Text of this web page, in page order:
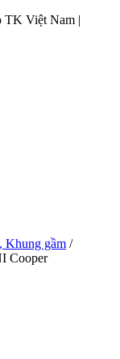
TK Việt Nam |
Khung gầm /
Cooper